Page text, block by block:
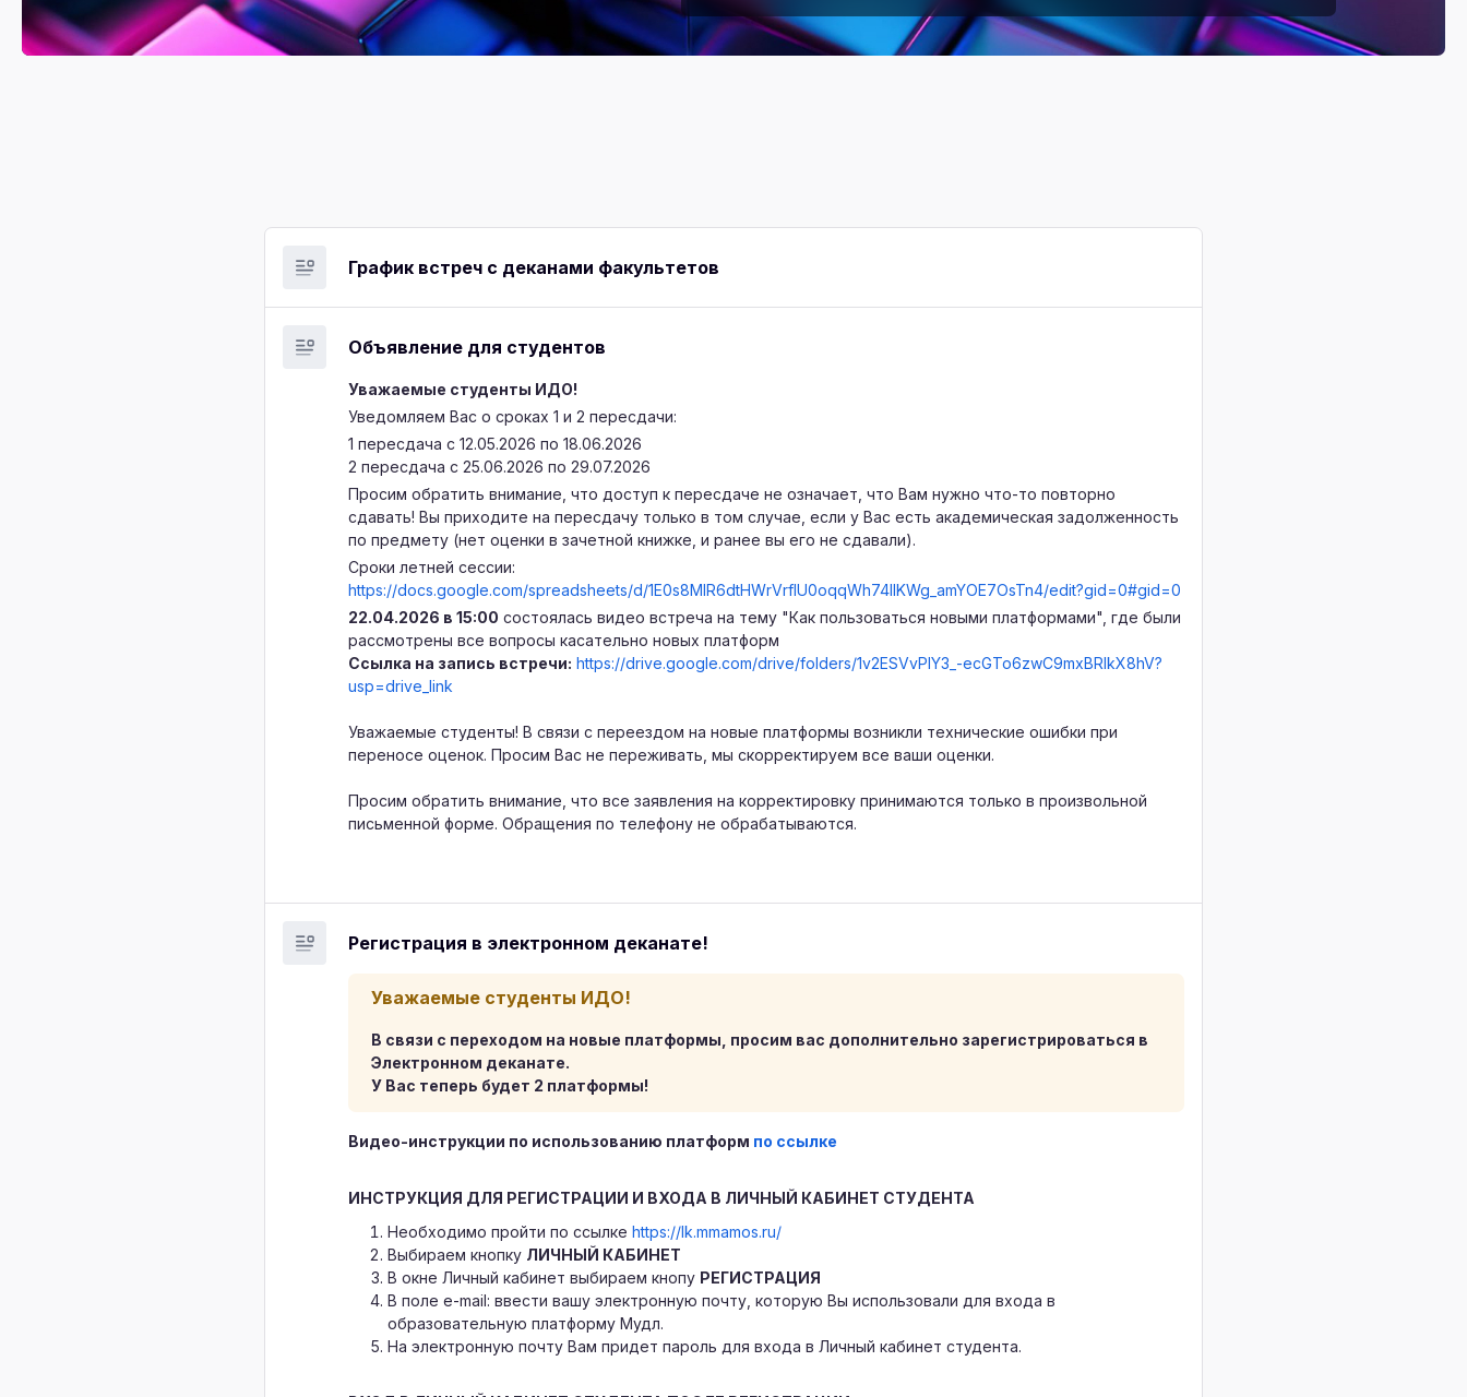
График встреч с деканами факультетов
Объявление для студентов
Уважаемые студенты ИДО!
Уведомляем Вас о сроках 1 и 2 пересдачи:
1 пересдача с 12.05.2026 по 18.06.2026
2 пересдача с 25.06.2026 по 29.07.2026
Просим обратить внимание, что доступ к пересдаче не означает, что Вам нужно что-то повторно
сдавать! Вы приходите на пересдачу только в том случае, если у Вас есть академическая задолженность
по предмету (нет оценки в зачетной книжке, и ранее вы его не сдавали).
Сроки летней сессии:
https://docs.google.com/spreadsheets/d/1E0s8MlR6dtHWrVrfIU0oqqWh74lIKWg_amYOE7OsTn4/edit?gid=0#gid=0
22.04.2026 в 15:00 состоялась видео встреча на тему "Как пользоваться новыми платформами", где были
рассмотрены все вопросы касательно новых платформ
Ссылка на запись встречи: https://drive.google.com/drive/folders/1v2ESVvPlY3_-ecGTo6zwC9mxBRlkX8hV?
usp=drive_link
Уважаемые студенты! В связи с переездом на новые платформы возникли технические ошибки при
переносе оценок. Просим Вас не переживать, мы скорректируем все ваши оценки.
Просим обратить внимание, что все заявления на корректировку принимаются только в произвольной
письменной форме. Обращения по телефону не обрабатываются.
Регистрация в электронном деканате!
Уважаемые студенты ИДО!
В связи с переходом на новые платформы, просим вас дополнительно зарегистрироваться в
Электронном деканате.
У Вас теперь будет 2 платформы!
Видео-инструкции по использованию платформ по ссылке
ИНСТРУКЦИЯ ДЛЯ РЕГИСТРАЦИИ И ВХОДА В ЛИЧНЫЙ КАБИНЕТ СТУДЕНТА
Необходимо пройти по ссылке https://lk.mmamos.ru/
Выбираем кнопку ЛИЧНЫЙ КАБИНЕТ
В окне Личный кабинет выбираем кнопу РЕГИСТРАЦИЯ
В поле e-mail: ввести вашу электронную почту, которую Вы использовали для входа в
образовательную платформу Мудл.
На электронную почту Вам придет пароль для входа в Личный кабинет студента.